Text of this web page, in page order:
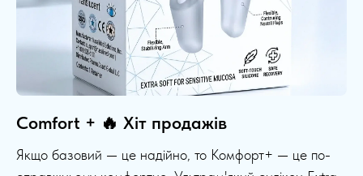
Comfort + 🔥 Хіт продажів
Якщо базовий — це надійно, то Комфорт+ — це по-